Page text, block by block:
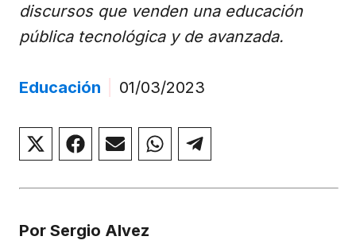
discursos que venden una educación
pública tecnológica y de avanzada.
Educación 01/03/2023
Compartir
en
(Twitter)
Compartir
en
Compartir
en
Compartir
en
Compartir
en
Por Sergio Alvez